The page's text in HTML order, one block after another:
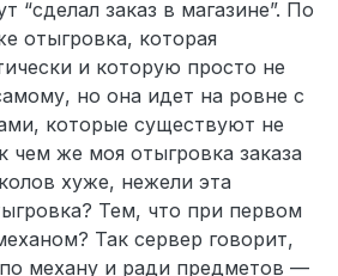
“сделал заказ в магазине”. По
отыгровка, которая
и которую просто не
но она идет на ровне с
которые существуют не
чем же моя отыгровка заказа
хуже, нежели эта
Тем, что при первом
Так сервер говорит,
по механу и ради предметов —